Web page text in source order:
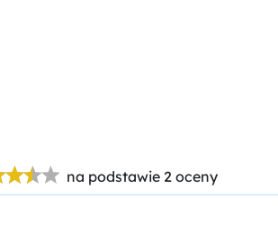
na podstawie 2 oceny